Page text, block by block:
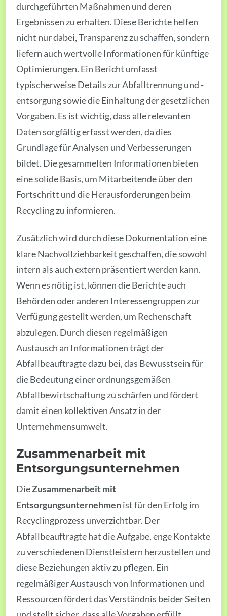
durchgeführten Maßnahmen und deren
Ergebnissen zu erhalten. Diese Berichte helfen
nicht nur dabei, Transparenz zu schaffen, sondern
liefern auch wertvolle Informationen für künftige
Optimierungen. Ein Bericht umfasst
typischerweise Details zur Abfalltrennung und -
entsorgung sowie die Einhaltung der gesetzlichen
Vorgaben. Es ist wichtig, dass alle relevanten
Daten sorgfältig erfasst werden, da dies
Grundlage für Analysen und Verbesserungen
bildet. Die gesammelten Informationen bieten
eine solide Basis, um Mitarbeitende über den
Fortschritt und die Herausforderungen beim
Recycling zu informieren.
Zusätzlich wird durch diese Dokumentation eine
klare Nachvollziehbarkeit geschaffen, die sowohl
intern als auch extern präsentiert werden kann.
Wenn es nötig ist, können die Berichte auch
Behörden oder anderen Interessengruppen zur
Verfügung gestellt werden, um Rechenschaft
abzulegen. Durch diesen regelmäßigen
Austausch an Informationen trägt der
Abfallbeauftragte dazu bei, das Bewusstsein für
die Bedeutung einer ordnungsgemäßen
Abfallbewirtschaftung zu schärfen und fördert
damit einen kollektiven Ansatz in der
Unternehmensumwelt.
Zusammenarbeit mit
Entsorgungsunternehmen
DieZusammenarbeit mit
Entsorgungsunternehmenist für den Erfolg im
Recyclingprozess unverzichtbar. Der
Abfallbeauftragte hat die Aufgabe, enge Kontakte
zu verschiedenen Dienstleistern herzustellen und
diese Beziehungen aktiv zu pflegen. Ein
regelmäßiger Austausch von Informationen und
Ressourcen fördert das Verständnis beider Seiten